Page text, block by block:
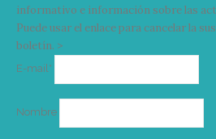
informativo e información sobre las
Puede usar el enlace para cancelar la
boletín. >
E-mail*
Nombre